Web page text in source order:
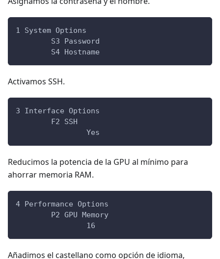
1 System Options
	S3 Password
	S4 Hostname
Activamos SSH.
3 Interface Options
	F2 SSH
		Yes
Reducimos la potencia de la GPU al mínimo para
ahorrar memoria RAM.
4 Performance Options
	P2 GPU Memory
		16
Añadimos el castellano como opción de idioma,